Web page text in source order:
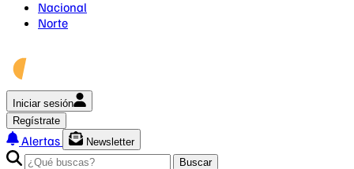
Nacional
Norte
Iniciar sesión
Regístrate
Alertas
Newsletter
Buscar